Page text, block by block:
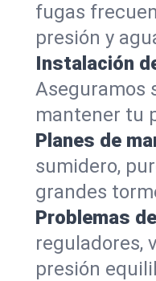
fugas
presión y
Instalación
Aseguramos
mantener tu
Planes de
sumidero,
grandes
Problemas
reguladores,
presión